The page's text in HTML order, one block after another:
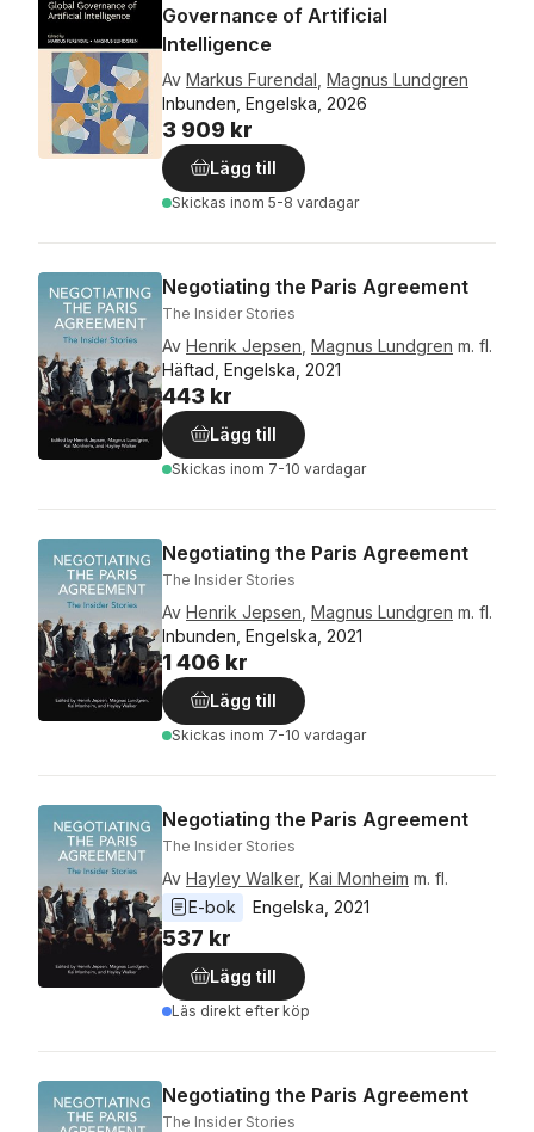
Governance of Artificial
Intelligence
Av Markus Furendal Magnus Lundgren
Inbunden, Engelska, 2026
3 909 kr
Lägg till
Skickas inom 5-8 vardagar
Negotiating the Paris Agreement
The Insider Stories
Av Henrik Jepsen Magnus Lundgren m. fl.
Häftad, Engelska, 2021
443 kr
Lägg till
Skickas inom 7-10 vardagar
Negotiating the Paris Agreement
The Insider Stories
Av Henrik Jepsen Magnus Lundgren m. fl.
Inbunden, Engelska, 2021
1 406 kr
Lägg till
Skickas inom 7-10 vardagar
Negotiating the Paris Agreement
The Insider Stories
Av Hayley Walker, Kai Monheim m. fl.
E-bok
Engelska 2021
537 kr
Lägg till
Läs direkt efter köp
Negotiating the Paris Agreement
The Insider Stories